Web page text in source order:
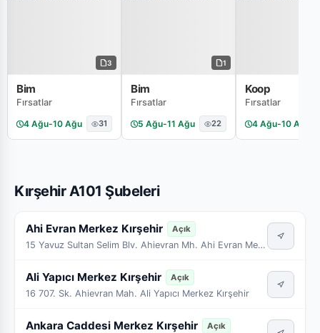
3
Bim
Fırsatlar
4 Ağu-10 Ağu 31
1
Bim
Fırsatlar
5 Ağu-11 Ağu 22
Koop
Fırsatlar
4 Ağu-10 Ağu
Kırşehir A101 Şubeleri
Ahi Evran Merkez Kırşehir Açık
15 Yavuz Sultan Selim Blv. Ahievran Mh. Ahi Evran Merkez Kırşehir
Ali Yapıcı Merkez Kırşehir Açık
16 707. Sk. Ahievran Mah. Ali Yapıcı Merkez Kırşehir
Ankara Caddesi Merkez Kırşehir Açık